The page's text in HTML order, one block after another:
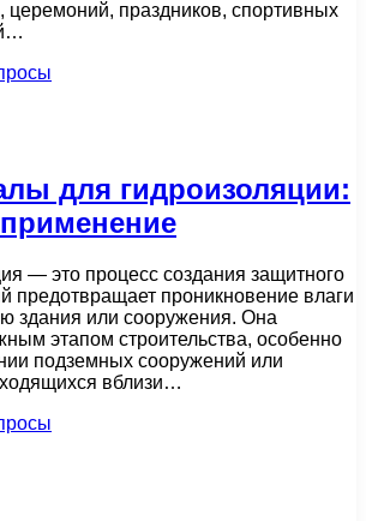
церемоний, праздников, спортивных
для гидроизоляции:
— это процесс создания защитного
предотвращает проникновение влаги
здания или сооружения. Она
этапом строительства, особенно
подземных сооружений или
вблизи…